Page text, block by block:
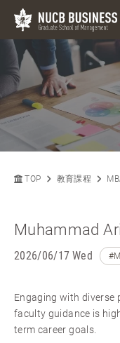
TOP 教育課程
Muhammad
2026/06/17 Wed
Engaging with diverse
faculty guidance is
term career goals.